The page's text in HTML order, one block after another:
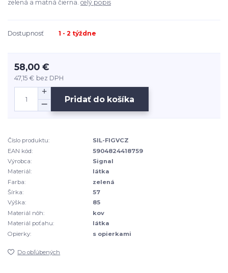
zelená a matná čierna. celý popis
Dostupnosť 1 - 2 týždne
58,00 €
47,15 € bez DPH
Pridať do košíka
Číslo produktu:
SIL-FIGVCZ
EAN kód:
5904824418759
Výrobca:
Signal
Materiál:
látka
Farba:
zelená
Šírka:
57
Výška:
85
Materiál nôh:
kov
Materiál poťahu:
látka
Opierky:
s opierkami
Do obľúbených